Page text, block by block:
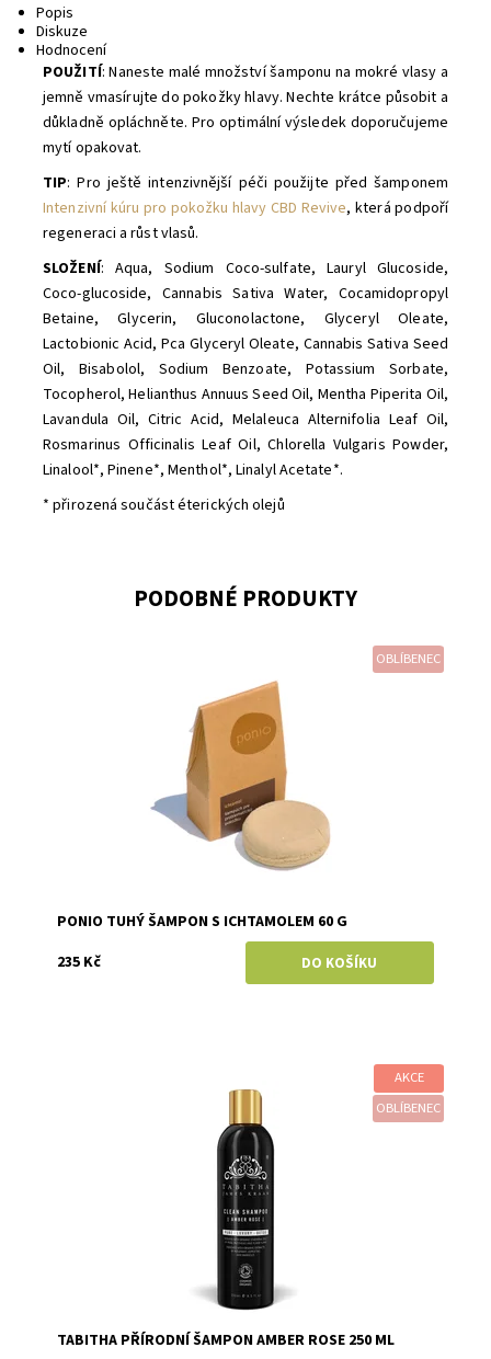
Popis
Diskuze
Hodnocení
POUŽITÍ: Naneste malé množství šamponu na mokré vlasy a
jemně vmasírujte do pokožky hlavy. Nechte krátce působit a
důkladně opláchněte. Pro optimální výsledek doporučujeme
mytí opakovat.
TIP: Pro ještě intenzivnější péči použijte před šamponem
Intenzivní kúru pro pokožku hlavy CBD Revive, která podpoří
regeneraci a růst vlasů.
SLOŽENÍ: Aqua, Sodium Coco-sulfate, Lauryl Glucoside,
Coco-glucoside, Cannabis Sativa Water, Cocamidopropyl
Betaine, Glycerin, Gluconolactone, Glyceryl Oleate,
Lactobionic Acid, Pca Glyceryl Oleate, Cannabis Sativa Seed
Oil, Bisabolol, Sodium Benzoate, Potassium Sorbate,
Tocopherol, Helianthus Annuus Seed Oil, Mentha Piperita Oil,
Lavandula Oil, Citric Acid, Melaleuca Alternifolia Leaf Oil,
Rosmarinus Officinalis Leaf Oil, Chlorella Vulgaris Powder,
Linalool*, Pinene*, Menthol*, Linalyl Acetate*.
* přirozená součást éterických olejů
PODOBNÉ PRODUKTY
OBLÍBENEC
PONIO TUHÝ ŠAMPON S ICHTAMOLEM 60 G
235 Kč
AKCE
OBLÍBENEC
TABITHA PŘÍRODNÍ ŠAMPON AMBER ROSE 250 ML